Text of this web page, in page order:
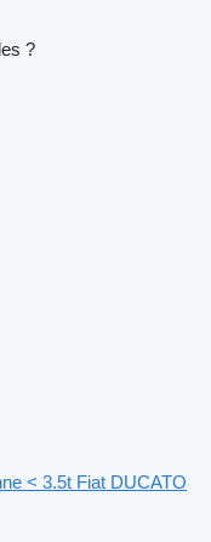
?
< 3.5t Fiat DUCATO